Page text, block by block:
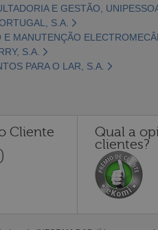
E GESTÃO,
S.A.
MANUTENÇÃO
S.A.
PARA O LAR, S.A.
Cliente Qual a
clientes?